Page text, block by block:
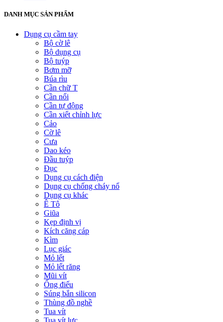
DANH MỤC SẢN PHẨM
Dụng cụ cầm tay
Bộ cờ lê
Bộ dụng cụ
Bộ tuýp
Bơm mỡ
Búa rìu
Cần chữ T
Cần nối
Cần tự động
Cần xiết chỉnh lực
Cảo
Cờ lê
Cưa
Dao kéo
Đầu tuýp
Đục
Dụng cụ cách điện
Dụng cụ chống cháy nổ
Dụng cụ khác
Ê Tô
Giũa
Kẹp định vị
Kích căng cáp
Kìm
Lục giác
Mỏ lết
Mỏ lết răng
Mũi vít
Ống điếu
Súng bắn silicon
Thùng đồ nghề
Tua vít
Tua vít lực